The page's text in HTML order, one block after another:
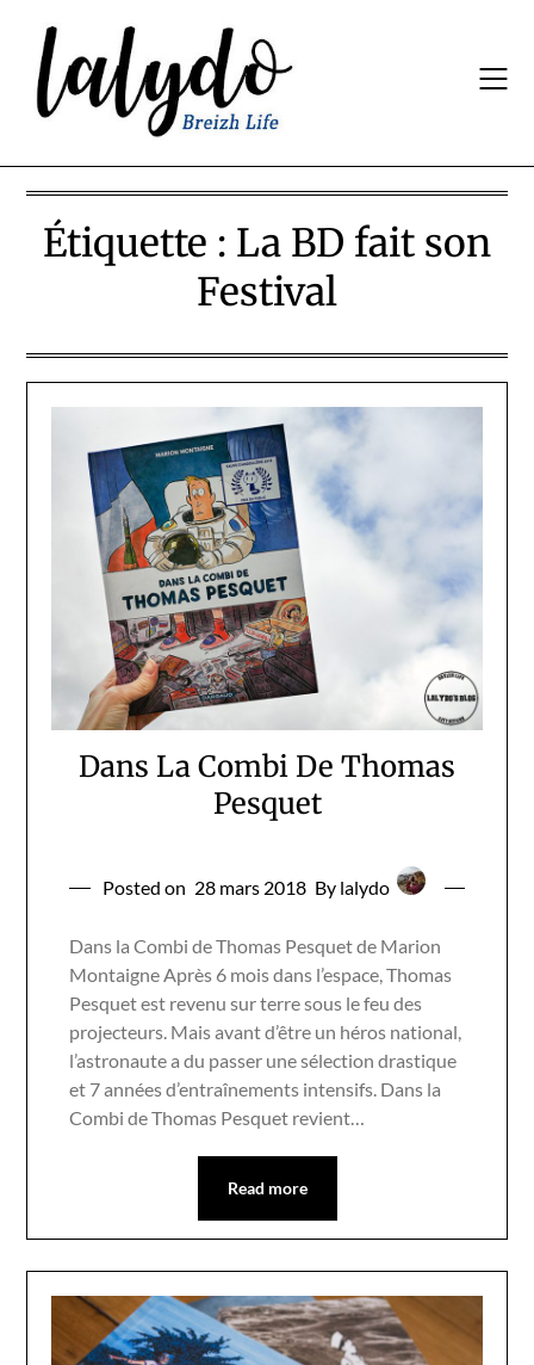
content
Étiquette : La BD fait son
Festival
Dans La Combi De Thomas
Pesquet
Posted on 28 mars 2018 By lalydo
Dans la Combi de Thomas Pesquet de Marion
Montaigne Après 6 mois dans l’espace, Thomas
Pesquet est revenu sur terre sous le feu des
projecteurs. Mais avant d’être un héros national,
l’astronaute a du passer une sélection drastique
et 7 années d’entraînements intensifs. Dans la
Combi de Thomas Pesquet revient…
Read more